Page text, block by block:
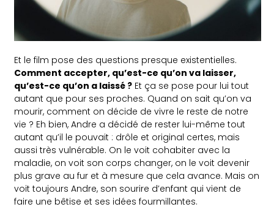
Et le film pose des questions presque existentielles.
Comment accepter, qu’est-ce qu’on va laisser,
qu’est-ce qu’on a laissé ? Et ça se pose pour lui tout
autant que pour ses proches. Quand on sait qu’on va
mourir, comment on décide de vivre le reste de notre
vie ? Eh bien, Andre a décidé de rester lui-même tout
autant qu’il le pouvait : drôle et original certes, mais
aussi très vulnérable. On le voit cohabiter avec la
maladie, on voit son corps changer, on le voit devenir
plus grave au fur et à mesure que cela avance. Mais on
voit toujours Andre, son sourire d’enfant qui vient de
faire une bêtise et ses idées fourmillantes.